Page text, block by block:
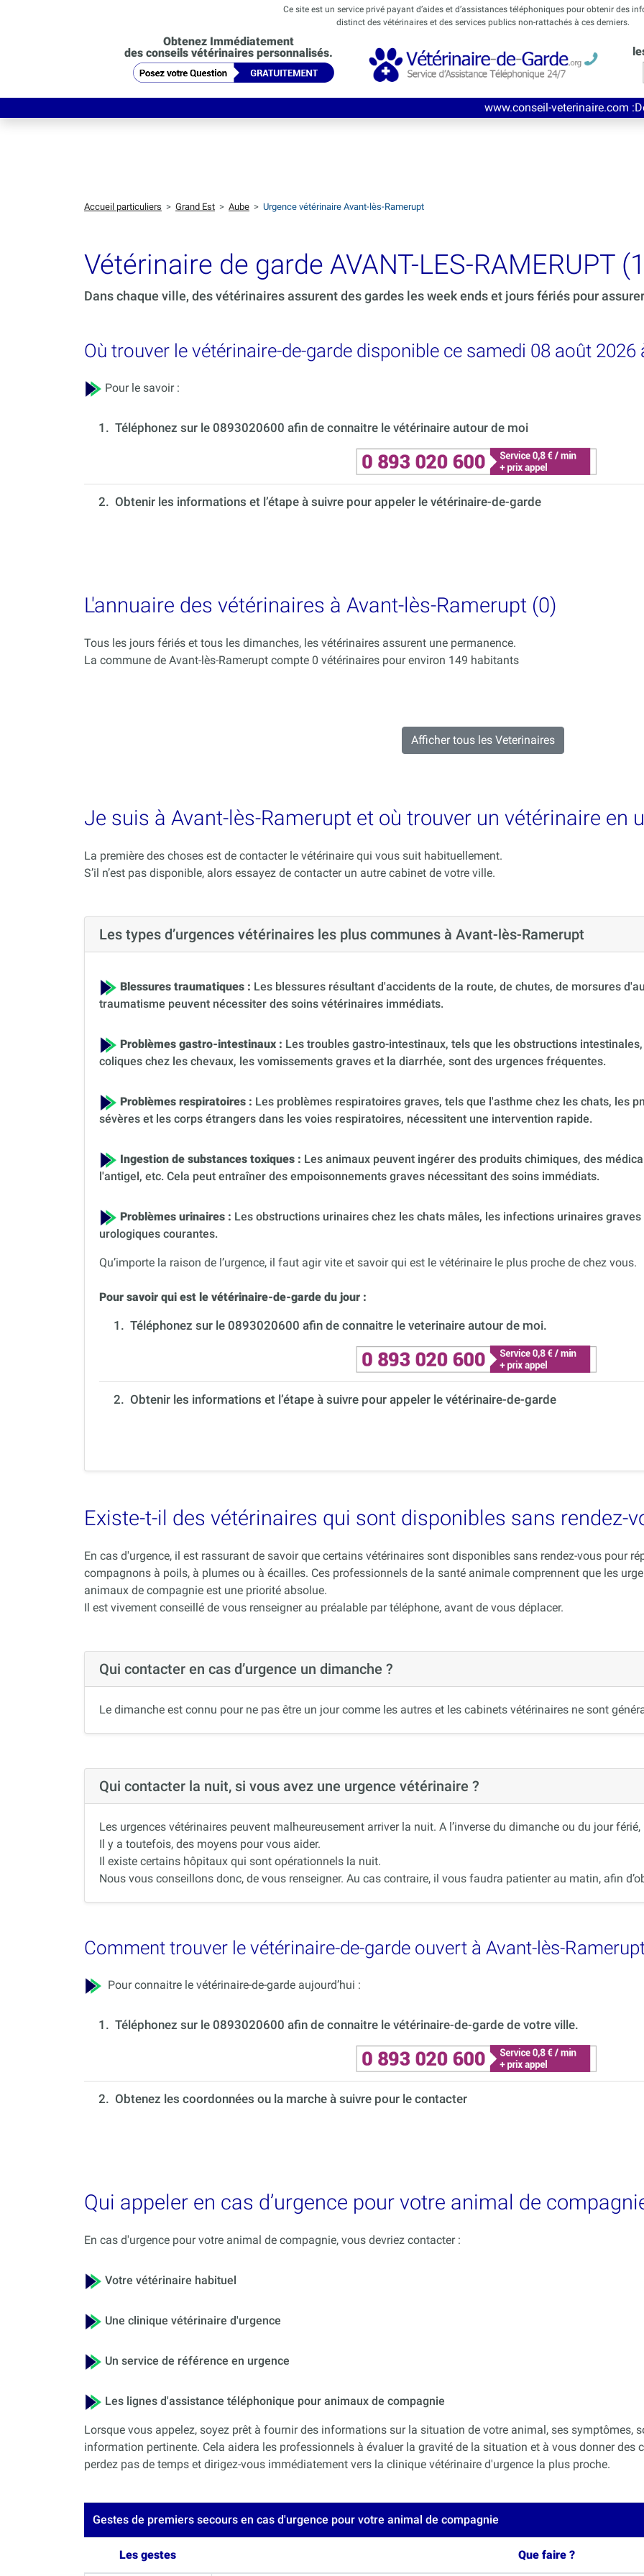
Ce site est un service privé payant d’aides et d’assistances téléphoniques pour obtenir des
distinct des vétérinaires et des services publics non-rattachés à ces derniers.
Obtenez Immédiatement
des conseils vétérinaires personnalisés.
www.conseil-veterinaire.com:Découvrez ce
Accueil particuliers > Grand Est > Aube > Urgence vétérinaire Avant-lès-Ramerupt
Vétérinaire de garde AVANT-LES-RAMERUPT
Dans chaque ville, des vétérinaires assurent des gardes les week ends et jours fériés pour
Où trouver le vétérinaire-de-garde disponible ce samedi 08 août 2026
Pour le savoir :
1. Téléphonez sur le 0893020600 afin de connaitre le vétérinaire autour de moi
2. Obtenir les informations et l’étape à suivre pour appeler le vétérinaire-de-garde
L'annuaire des vétérinaires à Avant-lès-Ramerupt (0)
Tous les jours fériés et tous les dimanches, les vétérinaires assurent une permanence.
La commune de Avant-lès-Ramerupt compte 0 vétérinaires pour environ 149 habitants
Afficher tous les Veterinaires
Je suis à Avant-lès-Ramerupt et où trouver un vétérinaire en
La première des choses est de contacter le vétérinaire qui vous suit habituellement.
S’il n’est pas disponible, alors essayez de contacter un autre cabinet de votre ville.
Les types d’urgences vétérinaires les plus communes à Avant-lès-Ramerupt
Blessures traumatiques : Les blessures résultant d'accidents de la route, de chutes, de morsures
traumatisme peuvent nécessiter des soins vétérinaires immédiats.
Problèmes gastro-intestinaux : Les troubles gastro-intestinaux, tels que les obstructions
coliques chez les chevaux, les vomissements graves et la diarrhée, sont des urgences fréquentes.
Problèmes respiratoires : Les problèmes respiratoires graves, tels que l'asthme chez les chats, les
sévères et les corps étrangers dans les voies respiratoires, nécessitent une intervention rapide.
Ingestion de substances toxiques : Les animaux peuvent ingérer des produits chimiques, des
l'antigel, etc. Cela peut entraîner des empoisonnements graves nécessitant des soins immédiats.
Problèmes urinaires : Les obstructions urinaires chez les chats mâles, les infections urinaires
urologiques courantes.
Qu’importe la raison de l’urgence, il faut agir vite et savoir qui est le vétérinaire le plus proche de chez vous.
Pour savoir qui est le vétérinaire-de-garde du jour :
1. Téléphonez sur le 0893020600 afin de connaitre le veterinaire autour de moi.
2. Obtenir les informations et l’étape à suivre pour appeler le vétérinaire-de-garde
Existe-t-il des vétérinaires qui sont disponibles sans rendez-
En cas d'urgence, il est rassurant de savoir que certains vétérinaires sont disponibles sans rendez-vous pour
compagnons à poils, à plumes ou à écailles. Ces professionnels de la santé animale comprennent que les
animaux de compagnie est une priorité absolue.
Il est vivement conseillé de vous renseigner au préalable par téléphone, avant de vous déplacer.
Qui contacter en cas d’urgence un dimanche ?
Le dimanche est connu pour ne pas être un jour comme les autres et les cabinets vétérinaires ne sont
Qui contacter la nuit, si vous avez une urgence vétérinaire ?
Les urgences vétérinaires peuvent malheureusement arriver la nuit. A l’inverse du dimanche ou du jour
Il y a toutefois, des moyens pour vous aider.
Il existe certains hôpitaux qui sont opérationnels la nuit.
Nous vous conseillons donc, de vous renseigner. Au cas contraire, il vous faudra patienter au matin, afin
Comment trouver le vétérinaire-de-garde ouvert à Avant-lès-
Pour connaitre le vétérinaire-de-garde aujourd’hui :
1. Téléphonez sur le 0893020600 afin de connaitre le vétérinaire-de-garde de votre ville.
2. Obtenez les coordonnées ou la marche à suivre pour le contacter
Qui appeler en cas d’urgence pour votre animal de
En cas d'urgence pour votre animal de compagnie, vous devriez contacter :
Votre vétérinaire habituel
Une clinique vétérinaire d'urgence
Un service de référence en urgence
Les lignes d'assistance téléphonique pour animaux de compagnie
Lorsque vous appelez, soyez prêt à fournir des informations sur la situation de votre animal, ses symptômes,
information pertinente. Cela aidera les professionnels à évaluer la gravité de la situation et à vous donner des
perdez pas de temps et dirigez-vous immédiatement vers la clinique vétérinaire d'urgence la plus proche.
Gestes de premiers secours en cas d'urgence pour votre animal de compagnie
Les gestes Que faire ?